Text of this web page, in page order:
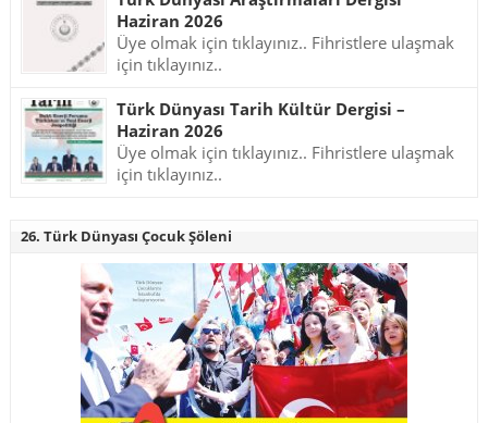
Haziran 2026
Üye olmak için tıklayınız.. Fihristlere ulaşmak
için tıklayınız..
Türk Dünyası Tarih Kültür Dergisi –
Haziran 2026
Üye olmak için tıklayınız.. Fihristlere ulaşmak
için tıklayınız..
26. Türk Dünyası Çocuk Şöleni